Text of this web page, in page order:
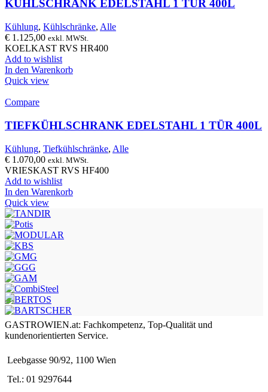
KÜHLSCHRANK EDELSTAHL 1 TÜR 400L
Kühlung, Kühlschränke, Alle
€ 1.125,00 exkl. MWSt.
KOELKAST RVS HR400
Add to wishlist
In den Warenkorb
Quick view
Compare
TIEFKÜHLSCHRANK EDELSTAHL 1 TÜR 400L
Kühlung, Tiefkühlschränke, Alle
€ 1.070,00 exkl. MWSt.
VRIESKAST RVS HF400
Add to wishlist
In den Warenkorb
Quick view
GASTROWIEN.at: Fachkompetenz, Top-Qualität und
kundenorientierten Service.
Leebgasse 90/92, 1100 Wien
Tel.: 01 9297644